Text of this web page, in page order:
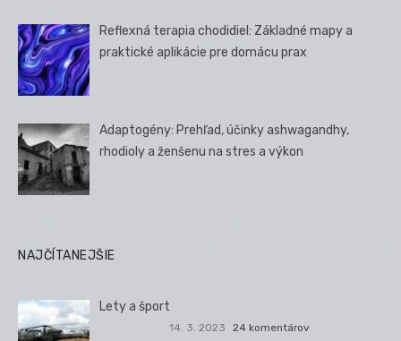
Reflexná terapia chodidiel: Základné mapy a
praktické aplikácie pre domácu prax
Adaptogény: Prehľad, účinky ashwagandhy,
rhodioly a ženšenu na stres a výkon
NAJČÍTANEJŠIE
Lety a šport
14. 3. 2023 24 komentárov